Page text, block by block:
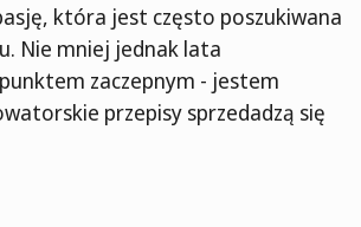
która jest często poszukiwana
Nie mniej jednak lata
zaczepnym - jestem
przepisy sprzedadzą się